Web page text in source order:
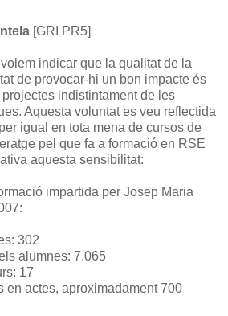
[GRI PR5]
indicar que la qualitat de la
de provocar-hi un bon impacte és
indistintament de les
Aquesta voluntat es veu reflectida
igual en tota mena de cursos de
pel que fa a formació en RSE
aquesta sensibilitat:
impartida per Josep Maria
302
alumnes: 7.065
17
en actes, aproximadament 700